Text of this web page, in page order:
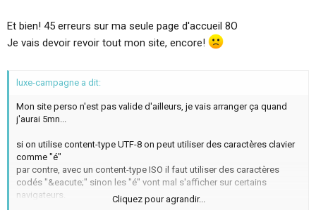
Et bien! 45 erreurs sur ma seule page d'accueil 8O
Je vais devoir revoir tout mon site, encore!
luxe-campagne a dit:
Mon site perso n'est pas valide d'ailleurs, je vais arranger ça quand
j'aurai 5mn...
si on utilise content-type UTF-8 on peut utiliser des caractères clavier
comme "é"
par contre, avec un content-type ISO il faut utiliser des caractères
codés "&eacute;" sinon les "é" vont mal s'afficher sur certains
navigateurs.
Cliquez pour agrandir...